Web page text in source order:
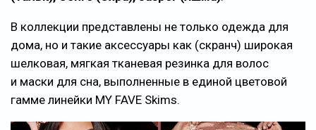
В коллекции представлены не только одежда для
дома, но и такие аксессуары как (скранч) широкая
шелковая, мягкая тканевая резинка для волос
и маски для сна, выполненные в единой цветовой
гамме линейки MY FAVE Skims.